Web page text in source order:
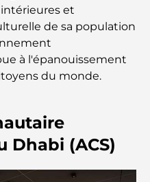
à Dubaï : le luxe au
de Dubaï pour les
: un classement
de steak à Dubaï : un
et
de sa population
à l'épanouissement
du monde.
Dhabi (ACS)